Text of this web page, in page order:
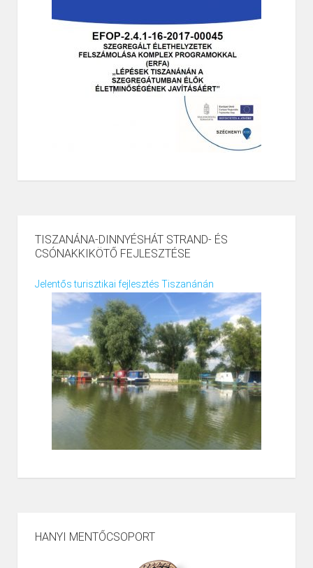
TISZANÁNA-DINNYÉSHÁT STRAND- ÉS
CSÓNAKKIKÖTŐ FEJLESZTÉSE
Jelentős turisztikai fejlesztés Tiszanánán
HANYI MENTŐCSOPORT